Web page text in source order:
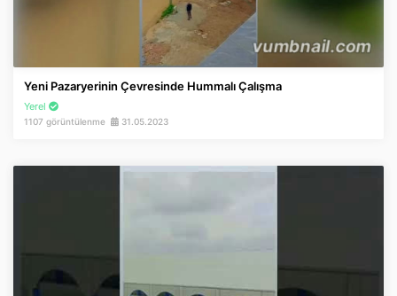
Yeni Pazaryerinin Çevresinde Hummalı Çalışma
Yerel
1107 görüntülenme 31.05.2023